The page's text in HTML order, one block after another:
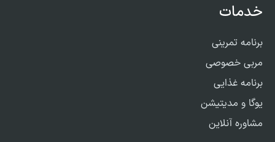
خدمات
برنامه تمرینی
مربی خصوصی
برنامه غذایی
یوگا و مدیتیشن
مشاوره آنلاین